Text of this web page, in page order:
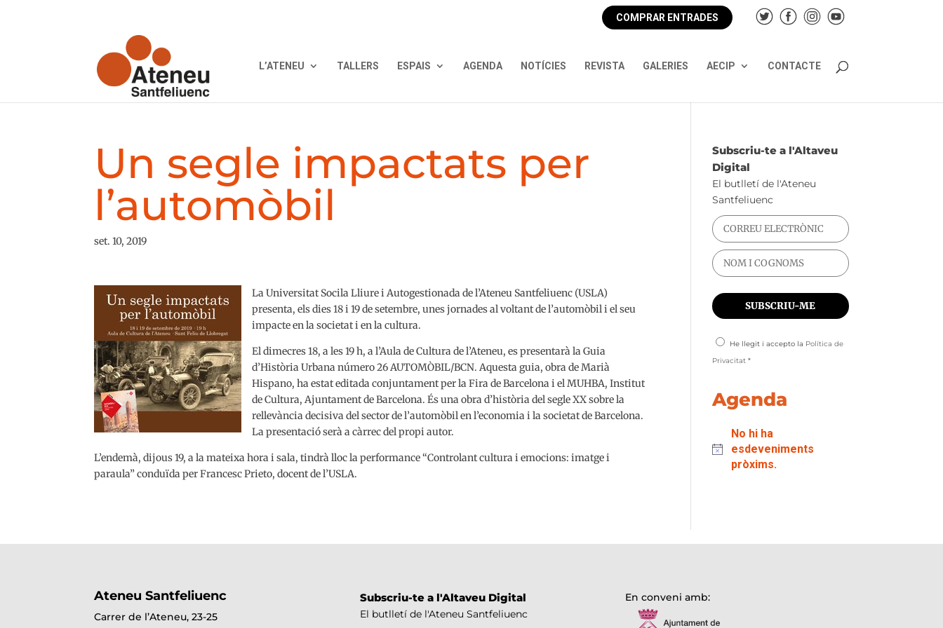
COMPRAR ENTRADES
L’ATENEU TALLERS ESPAIS AGENDA NOTÍCIES REVISTA GALERIES AECIP CONTACTE
Un segle impactats per
l’automòbil
set. 10, 2019
La Universitat Socila Lliure i Autogestionada de l’Ateneu Santfeliuenc (USLA)
presenta, els dies 18 i 19 de setembre, unes jornades al voltant de l’automòbil i el seu
impacte en la societat i en la cultura.
El dimecres 18, a les 19 h, a l’Aula de Cultura de l’Ateneu, es presentarà la Guia
d’Història Urbana número 26 AUTOMÒBIL/BCN. Aquesta guia, obra de Marià
Hispano, ha estat editada conjuntament per la Fira de Barcelona i el MUHBA, Institut
de Cultura, Ajuntament de Barcelona. És una obra d’història del segle XX sobre la
rellevància decisiva del sector de l’automòbil en l’economia i la societat de Barcelona.
La presentació serà a càrrec del propi autor.
L’endemà, dijous 19, a la mateixa hora i sala, tindrà lloc la performance “Controlant cultura i emocions: imatge i
paraula” conduïda per Francesc Prieto, docent de l’USLA.
Subscriu-te a l'Altaveu
Digital
El butlletí de l'Ateneu
Santfeliuenc
He llegit i accepto la Política de
Privacitat *
Agenda
No hi ha
esdeveniments
pròxims.
Ateneu Santfeliuenc
Carrer de l’Ateneu, 23-25
Subscriu-te a l'Altaveu Digital
El butlletí de l'Ateneu Santfeliuenc
En conveni amb: